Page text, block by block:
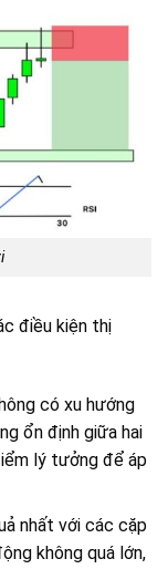
điều kiện thị
có xu hướng
ổn định giữa hai
lý tưởng để áp
nhất với các cặp
không quá lớn,